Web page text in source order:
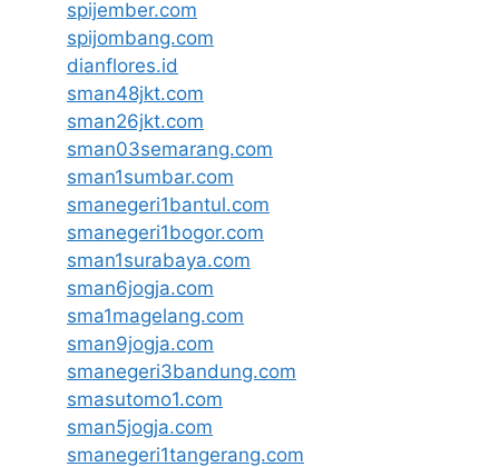
spijember.com
spijombang.com
dianflores.id
sman48jkt.com
sman26jkt.com
sman03semarang.com
sman1sumbar.com
smanegeri1bantul.com
smanegeri1bogor.com
sman1surabaya.com
sman6jogja.com
sma1magelang.com
sman9jogja.com
smanegeri3bandung.com
smasutomo1.com
sman5jogja.com
smanegeri1tangerang.com